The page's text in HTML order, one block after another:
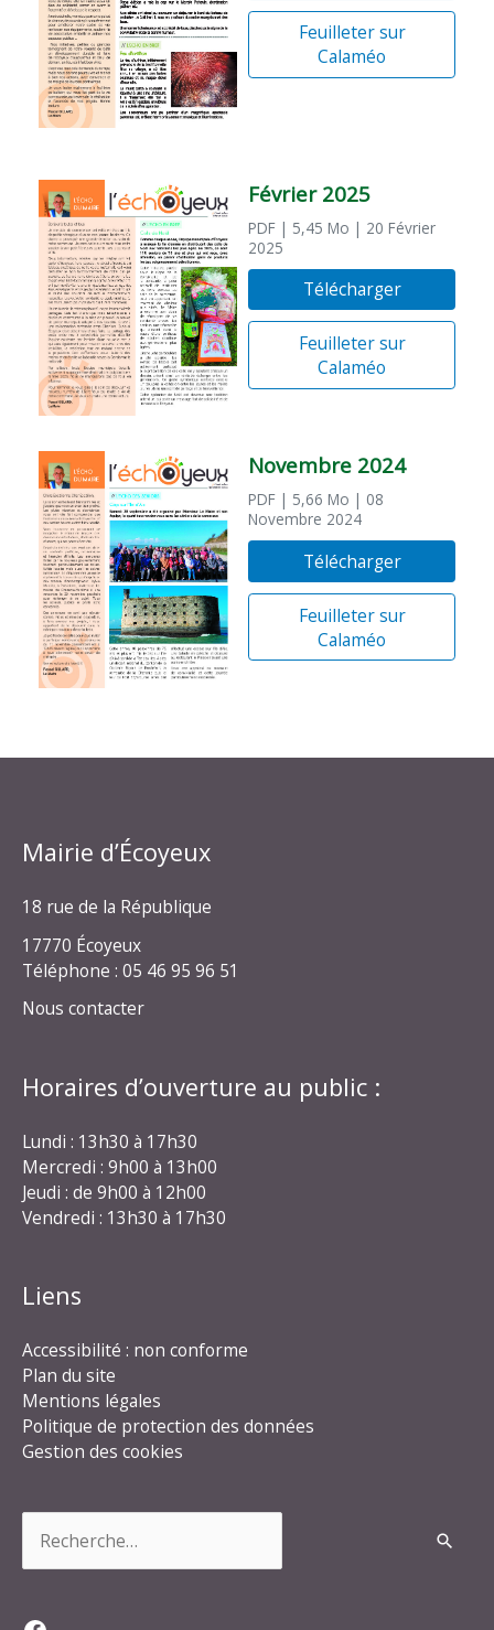
Feuilleter sur
Calaméo
Février 2025
PDF | 5,45 Mo | 20 Février
2025
Télécharger
Feuilleter sur
Calaméo
Novembre 2024
PDF | 5,66 Mo | 08
Novembre 2024
Télécharger
Feuilleter sur
Calaméo
Mairie d’Écoyeux
18 rue de la République
17770 Écoyeux
Téléphone : 05 46 95 96 51
Nous contacter
Horaires d’ouverture au public :
Lundi : 13h30 à 17h30
Mercredi : 9h00 à 13h00
Jeudi : de 9h00 à 12h00
Vendredi : 13h30 à 17h30
Liens
Accessibilité : non conforme
Plan du site
Mentions légales
Politique de protection des données
Gestion des cookies